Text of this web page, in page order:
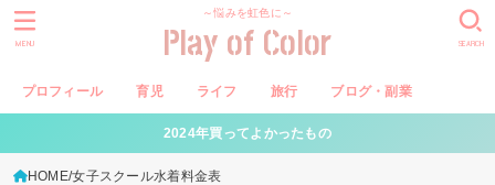
～悩みを虹色に～
Play of Color
プロフィール 育児 ライフ 旅行 ブログ・副業
SEARCH
MENU
2024年買ってよかったもの
HOME 女子スクール水着料金表